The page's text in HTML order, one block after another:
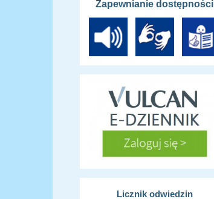
Zapewnianie dostępności
Licznik odwiedzin